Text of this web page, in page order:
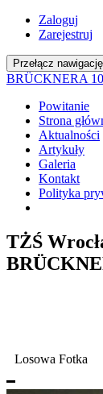
Zaloguj
Zarejestruj
Przełącz nawigację
BRÜCKNERA 10
Powitanie
Strona
Aktualności
Artykuły
Galeria
Kontakt
Polityka
TŻŚ
Losowa Fotka